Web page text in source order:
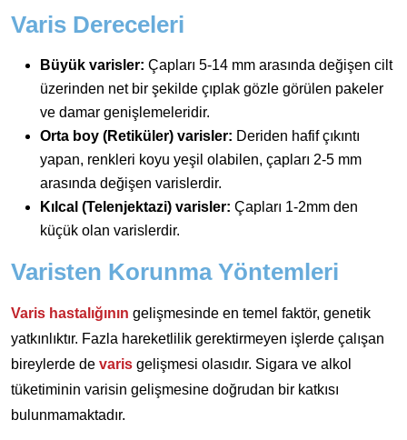
Varis Dereceleri
Büyük varisler: Çapları 5-14 mm arasında değişen cilt
üzerinden net bir şekilde çıplak gözle görülen pakeler
ve damar genişlemeleridir.
Orta boy (Retiküler) varisler: Deriden hafif çıkıntı
yapan, renkleri koyu yeşil olabilen, çapları 2-5 mm
arasında değişen varislerdir.
Kılcal (Telenjektazi) varisler: Çapları 1-2mm den
küçük olan varislerdir.
Varisten Korunma Yöntemleri
Varis hastalığının gelişmesinde en temel faktör, genetik
yatkınlıktır. Fazla hareketlilik gerektirmeyen işlerde çalışan
bireylerde de varis gelişmesi olasıdır. Sigara ve alkol
tüketiminin varisin gelişmesine doğrudan bir katkısı
bulunmamaktadır.